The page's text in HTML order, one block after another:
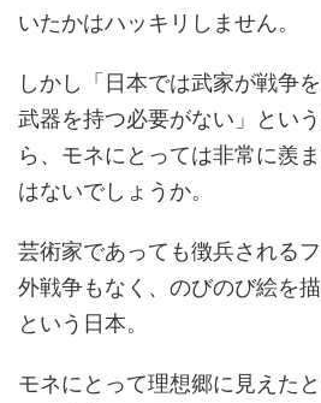
いたかはハッキリしません。
しかし「日本では武家が戦争
武器を持つ必要がない」とい
ら、モネにとっては非常に羨
はないでしょうか。
芸術家であっても徴兵される
外戦争もなく、のびのび絵を
という日本。
モネにとって理想郷に見えた